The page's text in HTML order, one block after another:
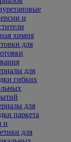
и
химия
для
для
гибких
для
паркета
и
для